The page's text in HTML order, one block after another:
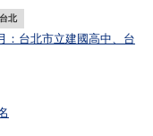
台北
：台北市立建國高中、台